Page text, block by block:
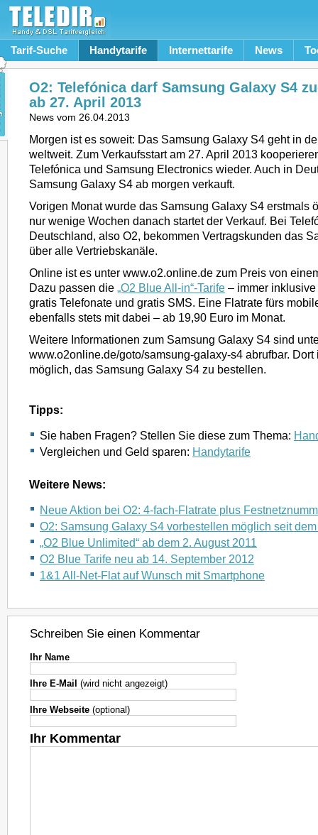
Tarif-Suche Handytarife Internettarife News
O2: Telefónica darf Samsung Galaxy S4
ab 27. April 2013
News vom 26.04.2013
Morgen ist es soweit: Das Samsung Galaxy S4 geht in
weltweit. Zum Verkaufsstart am 27. April 2013
Telefónica und Samsung Electronics wieder. Auch in
Samsung Galaxy S4 ab morgen verkauft.
Vorigen Monat wurde das Samsung Galaxy S4 erstmals
nur wenige Wochen danach startet der Verkauf. Bei
Deutschland, also O2, bekommen Vertragskunden das
über alle Vertriebskanäle.
Online ist es unter www.o2.online.de zum Preis von
Dazu passen die „O2 Blue All-in“-Tarife – immer
gratis Telefonate und gratis SMS. Eine Flatrate fürs
ebenfalls stets mit dabei – ab 19,90 Euro im Monat.
Weitere Informationen zum Samsung Galaxy S4 sind
www.o2online.de/goto/samsung-galaxy-s4 abrufbar. Dort
möglich, das Samsung Galaxy S4 zu bestellen.
Tipps:
Sie haben Fragen? Stellen Sie diese zum Thema:
Vergleichen und Geld sparen: Handytarife
Weitere News:
Neue Aktion bei O2: 4-fach-Flatrate plus
O2: Samsung Galaxy S4 vorbestellen möglich seit
„O2 Blue Unlimited“ ab dem 2. August 2011
O2 Blue Tarife neu ab 14. September 2012
1&1 All-Net-Flat auf Wunsch mit Smartphone
Schreiben Sie einen Kommentar
Ihr Name
Ihre E-Mail (wird nicht angezeigt)
Ihre Webseite (optional)
Ihr Kommentar